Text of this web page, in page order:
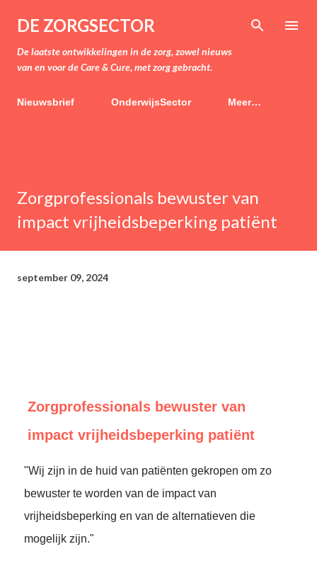
Doorgaan naar hoofdcontent
DE ZORGSECTOR
De laatste ontwikkelingen in de zorg, zowel nieuws
van en voor de Care & Cure, met zorg gebracht.
Nieuwsbrief OnderwijsSector Meer…
Zorgprofessionals bewuster van
impact vrijheidsbeperking patiënt
september 09, 2024
Zorgprofessionals bewuster van
impact vrijheidsbeperking patiënt
"Wij zijn in de huid van patiënten gekropen om zo
bewuster te worden van de impact van
vrijheidsbeperking en van de alternatieven die
mogelijk zijn."